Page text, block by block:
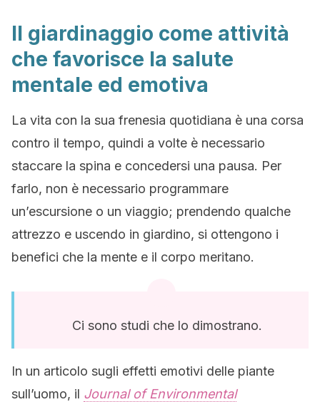
Il giardinaggio come attività
che favorisce la salute
mentale ed emotiva
La vita con la sua frenesia quotidiana è una corsa
contro il tempo, quindi a volte è necessario
staccare la spina e concedersi una pausa. Per
farlo, non è necessario programmare
un’escursione o un viaggio; prendendo qualche
attrezzo e uscendo in giardino, si ottengono i
benefici che la mente e il corpo meritano.
Ci sono studi che lo dimostrano.
In un articolo sugli effetti emotivi delle piante
sull’uomo, il Journal of Environmental